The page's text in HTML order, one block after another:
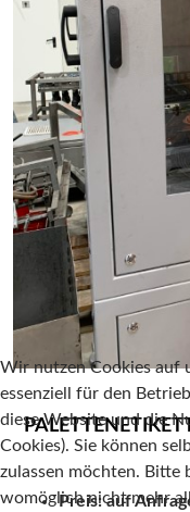
Preis:auf
Wir nutzen Cookies auf
essenziell für den
diese Website und die
Cookies). Sie können
zulassen möchten. Bitte
womöglich nicht mehr